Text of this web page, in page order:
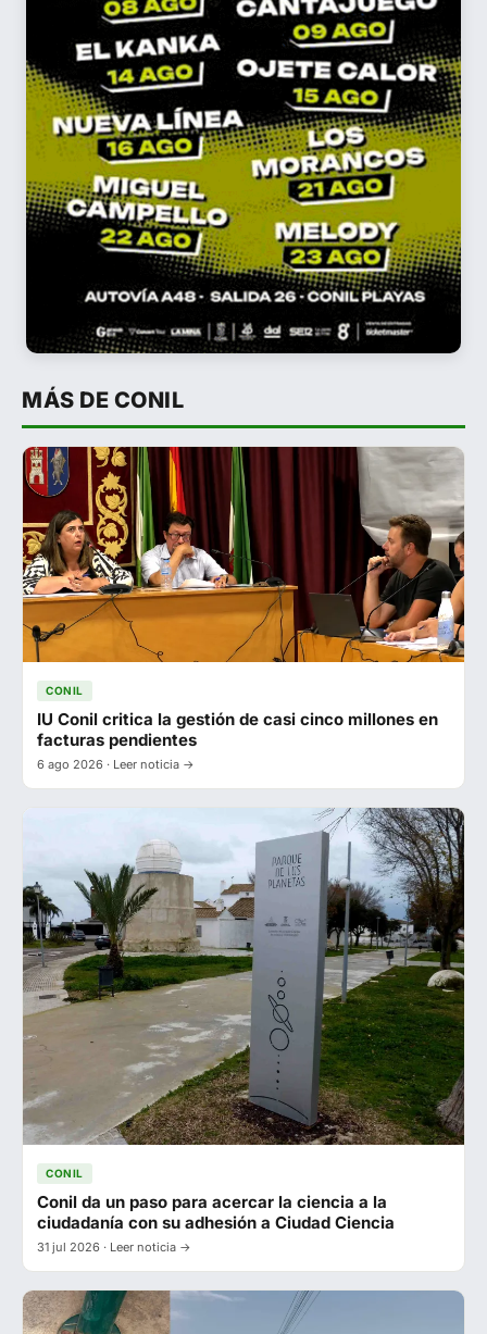
MÁS DE CONIL
CONIL
IU Conil critica la gestión de casi cinco millones en
facturas pendientes
6 ago 2026 · Leer noticia →
CONIL
Conil da un paso para acercar la ciencia a la
ciudadanía con su adhesión a Ciudad Ciencia
31 jul 2026 · Leer noticia →